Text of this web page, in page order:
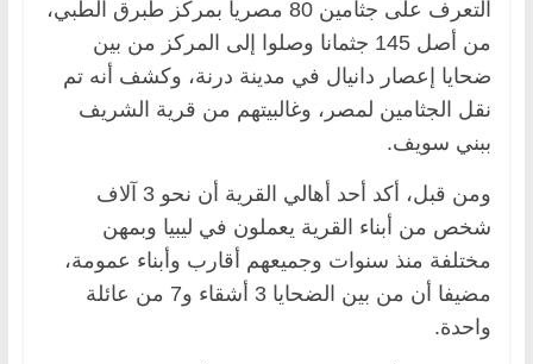
التعرف على جثامين 80 مصريا بمركز طبرق الطبي،
من أصل 145 جثمانا وصلوا إلى المركز من بين
ضحايا إعصار دانيال في مدينة درنة، وكشف أنه تم
نقل الجثامين لمصر، وغالبيتهم من قرية الشريف
ببني سويف.
ومن قبل، أكد أحد أهالي القرية أن نحو 3 آلاف
شخص من أبناء القرية يعملون في ليبيا وبمهن
مختلفة منذ سنوات وجميعهم أقارب وأبناء عمومة،
مضيفا أن من بين الضحايا 3 أشقاء و7 من عائلة
واحدة.